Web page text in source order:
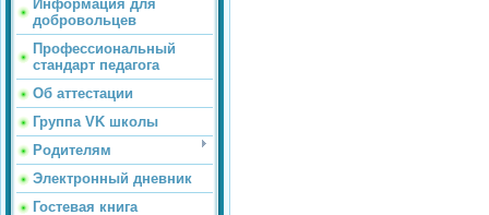
Информация для
добровольцев
Профессиональный
стандарт педагога
Об аттестации
Группа VK школы
Родителям
Электронный дневник
Гостевая книга